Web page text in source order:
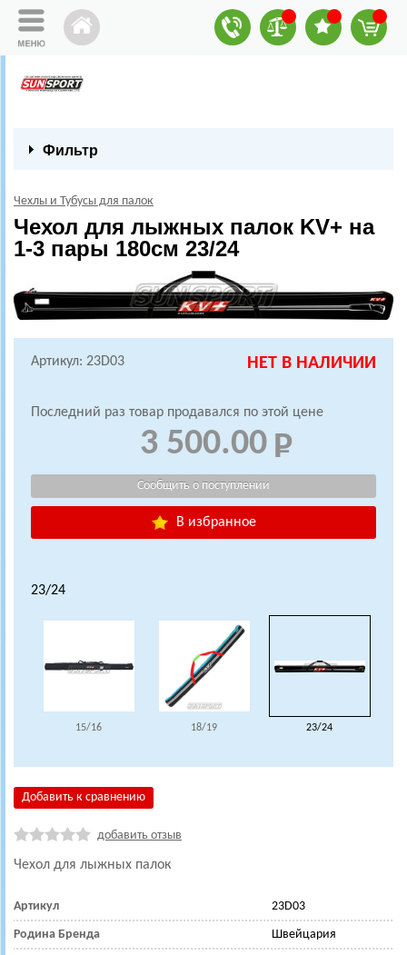
Фильтр
Чехлы и Тубусы для палок
Чехол для лыжных палок KV+ на
1-3 пары 180см 23/24
Артикул: 23D03 НЕТ В НАЛИЧИИ
Последний раз товар продавался по этой цене
3 500.00
В избранное
23/24
15/16 18/19 23/24
Добавить к сравнению
добавить отзыв
Чехол для лыжных палок
Артикул 23D03
Родина Бренда Швейцария